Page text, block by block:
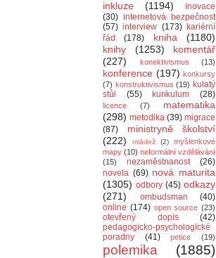
inkluze (1194)
inovace
(30) internetová bezpečnost
(57) interview (173) kariérní
řád
(178) kniha
(1180)
knihy
(1253)
komentář
(227)
konektivismus (13)
konference (197) konkursy
(7) konstruktivismus (19) kulatý
stůl
(55) kurikulum (28)
licence (7)
matematika
(298) metodika (39) migrace
(87)
ministryně školství
(222)
mládež (2)
myšlenkové
mapy (10) neformální vzdělávání
(15)
nezaměstnanost
(26)
novela (69) nová maturita
(1305) odbory (45) odkazy
(271)
ombudsman
(40)
online (174) open source (23)
otevřený dopis
(42)
pedagogicko-psychologické
poradny
(41) petice (19)
polemika
(1885)